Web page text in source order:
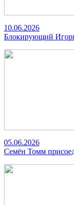
10.06.2026
Блокирующий
05.06.2026
Семён Томм